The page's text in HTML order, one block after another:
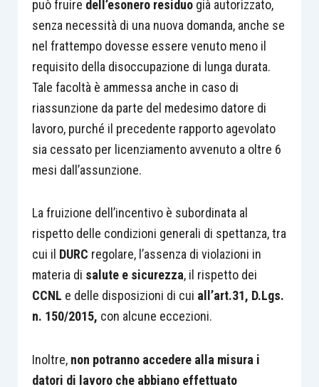
può fruire dell’esonero residuogià autorizzato,
senza necessità di una nuova domanda, anche se
nel frattempo dovesse essere venuto meno il
requisito della disoccupazione di lunga durata.
Tale facoltà è ammessa anche in caso di
riassunzione da parte del medesimo datore di
lavoro, purché il precedente rapporto agevolato
sia cessato per licenziamento avvenuto a oltre 6
mesi dall’assunzione.
La fruizione dell’incentivo è subordinata al
rispetto delle condizioni generali di spettanza, tra
cui il DURC regolare, l’assenza di violazioni in
materia di salute e sicurezza, il rispetto dei
CCNL e delle disposizioni di cui all’art.31, D.Lgs.
n. 150/2015, con alcune eccezioni.
Inoltre, non potranno accedere alla misura i
datori di lavoro che abbiano effettuato